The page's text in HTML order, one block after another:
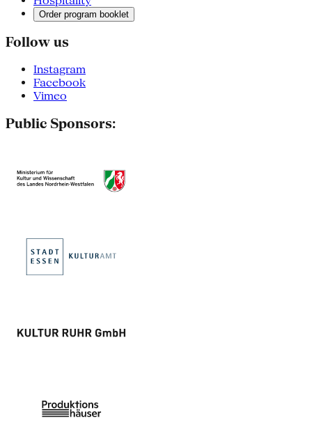
Order program booklet
Follow us
Instagram
Facebook
Vimeo
Public Sponsors: